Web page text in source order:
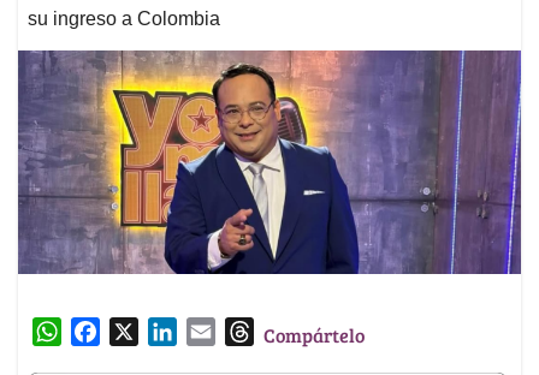
su ingreso a Colombia
W
TCompártelo